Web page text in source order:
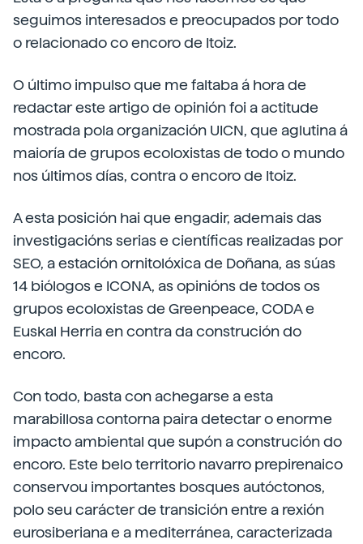
seguimos interesados e preocupados por todo
o relacionado co encoro de Itoiz.
O último impulso que me faltaba á hora de
redactar este artigo de opinión foi a actitude
mostrada pola organización UICN, que aglutina á
maioría de grupos ecoloxistas de todo o mundo
nos últimos días, contra o encoro de Itoiz.
A esta posición hai que engadir, ademais das
investigacións serias e científicas realizadas por
SEO, a estación ornitolóxica de Doñana, as súas
14 biólogos e ICONA, as opinións de todos os
grupos ecoloxistas de Greenpeace, CODA e
Euskal Herria en contra da construción do
encoro.
Con todo, basta con achegarse a esta
marabillosa contorna paira detectar o enorme
impacto ambiental que supón a construción do
encoro. Este belo territorio navarro prepirenaico
conservou importantes bosques autóctonos,
polo seu carácter de transición entre a rexión
eurosiberiana e a mediterránea, caracterizada